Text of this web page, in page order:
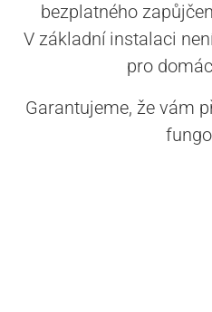
bezplatného
V základní instalaci
pro
Garantujeme, že vám